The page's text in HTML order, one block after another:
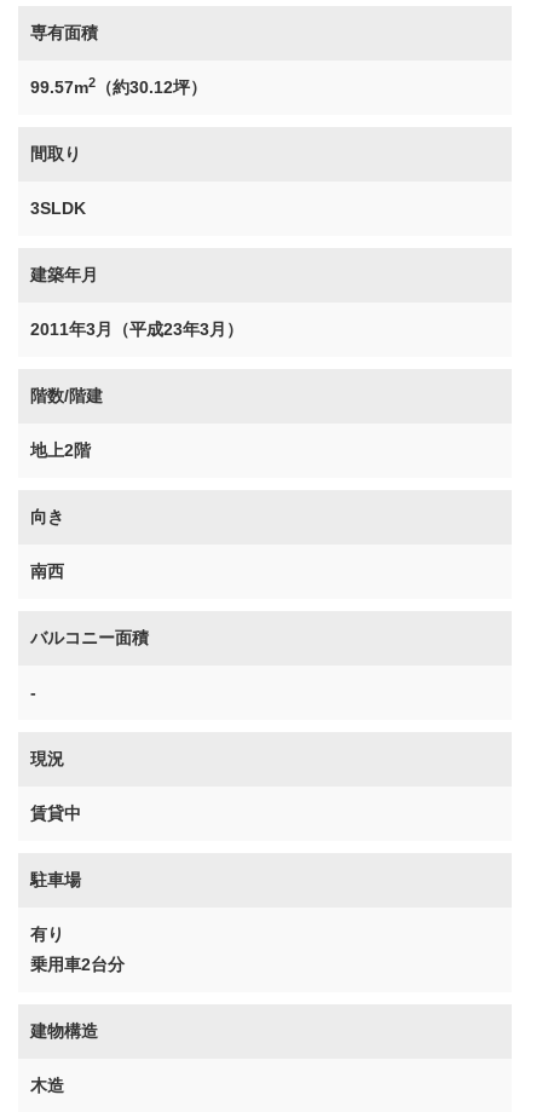
専有面積
99.57m2 （約30.12坪）
間取り
3SLDK
建築年月
2011年3月（平成23年3月）
階数/階建
地上2階
向き
南西
バルコニー面積
-
現況
賃貸中
駐車場
有り
乗用車2台分
建物構造
木造